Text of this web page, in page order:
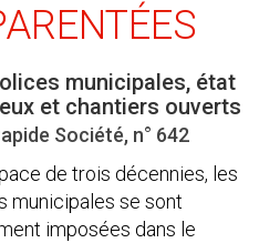
municipales, état
et chantiers ouverts
Société, n° 642
de trois décennies, les
municipales se sont
imposées dans le